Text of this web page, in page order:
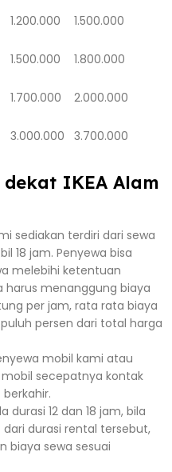
1.200.000
1.500.000
1.500.000
1.800.000
1.700.000
2.000.000
3.000.000 3.700.000
IKEA Alam
sediakan terdiri dari sewa
18 jam. Penyewa bisa
melebihi ketentuan
harus menanggung biaya
per jam, rata rata biaya
persen dari total harga
mobil kami atau
secepatnya kontak
12 dan 18 jam, bila
durasi rental tersebut,
biaya sewa sesuai